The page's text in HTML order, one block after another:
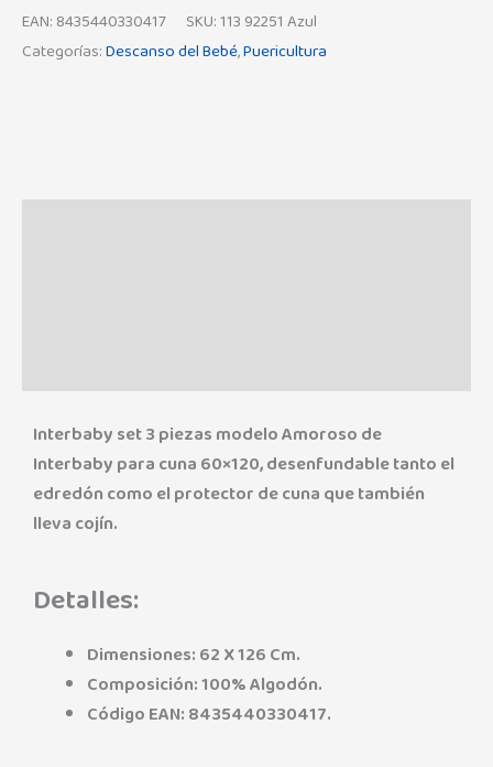
EAN: 8435440330417 SKU:113 92251 Azul
Categorías:Descanso del Bebé,Puericultura
Interbaby set 3 piezas modelo Amoroso de
Interbaby para cuna 60×120, desenfundable tanto el
edredón como el protector de cuna que también
lleva cojín.
Detalles:
Dimensiones: 62 X 126 Cm.
Composición: 100% Algodón.
Código EAN: 8435440330417.